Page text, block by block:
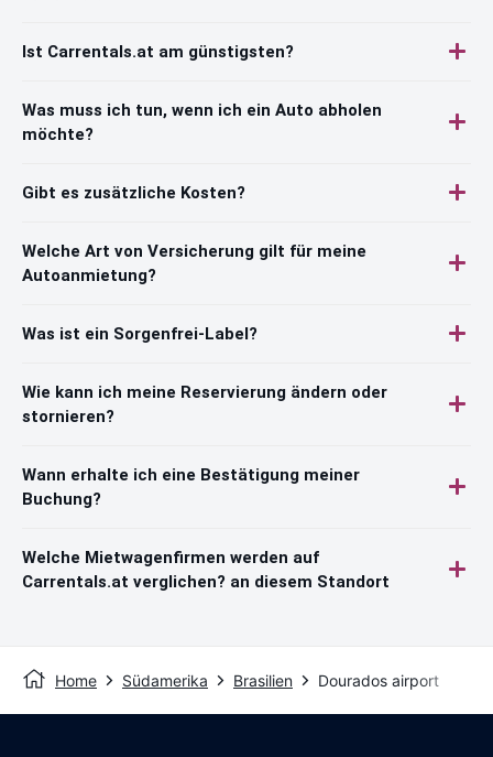
Ist Carrentals.at am günstigsten?
Was muss ich tun, wenn ich ein Auto abholen
möchte?
Gibt es zusätzliche Kosten?
Welche Art von Versicherung gilt für meine
Autoanmietung?
Was ist ein Sorgenfrei-Label?
Wie kann ich meine Reservierung ändern oder
stornieren?
Wann erhalte ich eine Bestätigung meiner
Buchung?
Welche Mietwagenfirmen werden auf
Carrentals.at verglichen? an diesem Standort
Home Südamerika Brasilien Dourados airport